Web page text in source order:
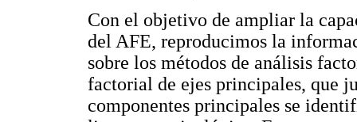
Con el objetivo de ampliar la
del AFE, reproducimos la
sobre los métodos de análisis
factorial de ejes principales, que
componentes principales se